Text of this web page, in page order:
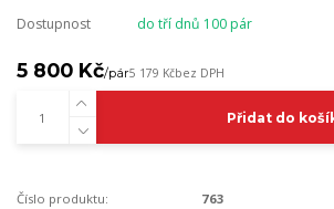
Dostupnost do tří dnů 100 pár
5 800 Kč/pár5 179 Kčbez DPH
Přidat do
Číslo produktu:
763